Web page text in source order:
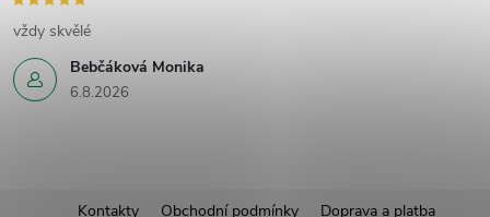
Bebčáková Monika
6.8.2026
vždy skvělé
Kontakty Obchodní podmínky Doprava a platba